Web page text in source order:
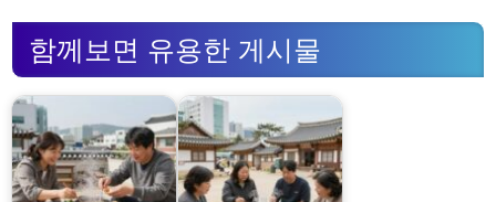
함께보면 유용한 게시물